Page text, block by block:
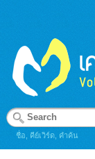
ชื่อ, คีย์เวิร์ด, คำค้น